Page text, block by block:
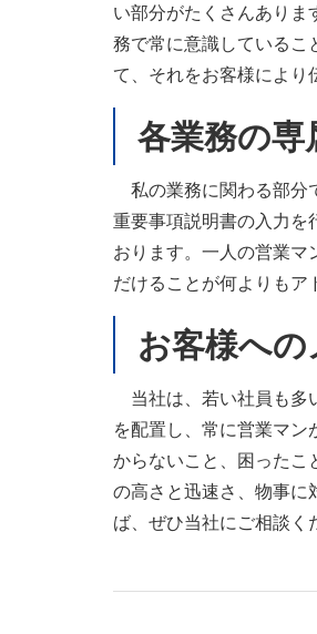
い部分がたくさんあり
務で常に意識しているこ
て、それをお客様により
各業務の
私の業務に関わる部分
重要事項説明書の入力を
おります。一人の営業マ
だけることが何よりもア
お客様へ
当社は、若い社員も多
を配置し、常に営業マ
からないこと、困ったこ
の高さと迅速さ、物事に
ば、ぜひ当社にご相談く